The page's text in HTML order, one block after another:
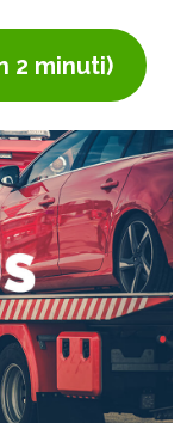
2 minuti)